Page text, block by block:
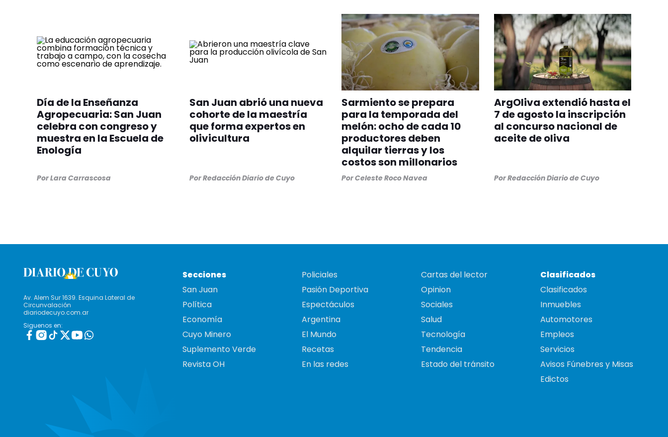
Día de la Enseñanza
Agropecuaria: San Juan
celebra con congreso y
muestra en la Escuela de
Enología
PorLara Carrascosa
San Juan abrió una nueva
cohorte de la maestría
que forma expertos en
olivicultura
PorRedacción Diario de Cuyo
Sarmiento se prepara
para la temporada del
melón: ocho de cada 10
productores deben
alquilar tierras y los
costos son millonarios
PorCeleste Roco Navea
ArgOliva extendió hasta el
7 de agosto la inscripción
al concurso nacional de
aceite de oliva
PorRedacción Diario de Cuyo
Av. Alem Sur 1639. Esquina Lateral de
Circunvalación
diariodecuyo.com.ar
Siguenos en:
Secciones
San Juan
Política
Economía
Cuyo Minero
Suplemento Verde
Revista OH
Policiales
Pasión Deportiva
Espectáculos
Argentina
El Mundo
Recetas
En las redes
Cartas del lector
Opinion
Sociales
Salud
Tecnología
Tendencia
Estado del tránsito
Clasificados
Clasificados
Inmuebles
Automotores
Empleos
Servicios
Avisos Fúnebres y Misas
Edictos